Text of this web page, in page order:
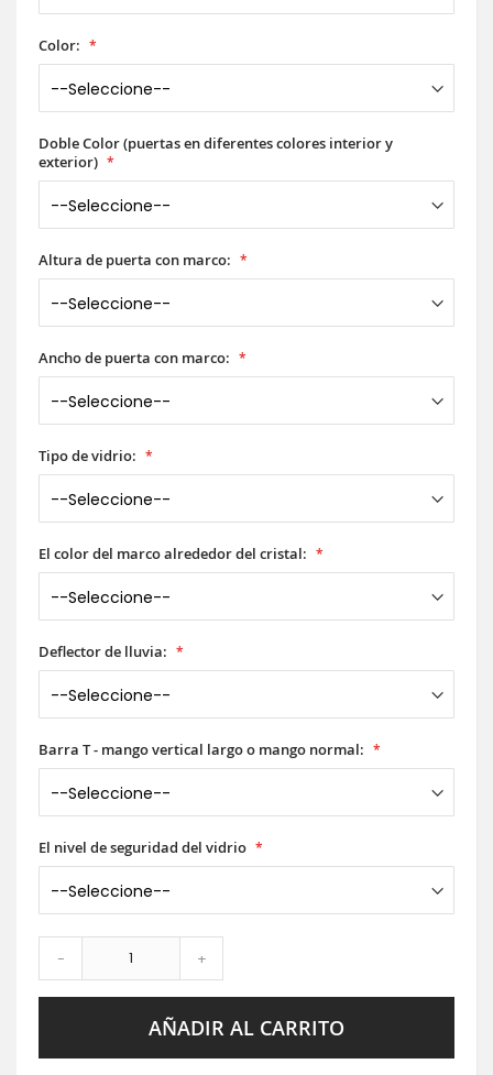
Color:
Doble Color (puertas en diferentes colores interior y
exterior)
Altura de puerta con marco:
Ancho de puerta con marco:
Tipo de vidrio:
El color del marco alrededor del cristal:
Deflector de lluvia:
Barra T - mango vertical largo o mango normal:
El nivel de seguridad del vidrio
- +
AÑADIR AL CARRITO